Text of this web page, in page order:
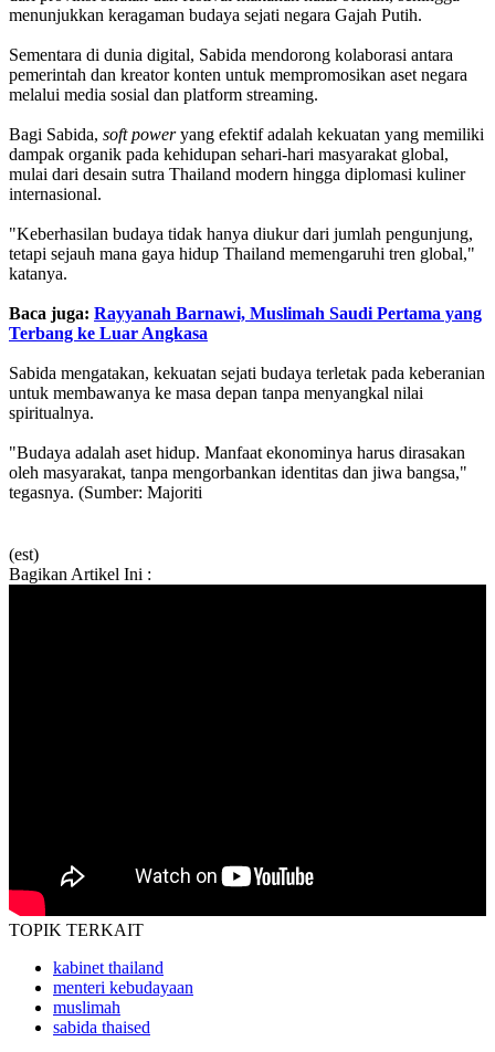
menunjukkan keragaman budaya sejati negara Gajah Putih.
Sementara di dunia digital, Sabida mendorong kolaborasi antara
pemerintah dan kreator konten untuk mempromosikan aset negara
melalui media sosial dan platform streaming.
Bagi Sabida, soft poweryang efektif adalah kekuatan yang memiliki
dampak organik pada kehidupan sehari-hari masyarakat global,
mulai dari desain sutra Thailand modern hingga diplomasi kuliner
internasional.
"Keberhasilan budaya tidak hanya diukur dari jumlah pengunjung,
tetapi sejauh mana gaya hidup Thailand memengaruhi tren global,"
katanya.
Baca juga: Rayyanah Barnawi, Muslimah Saudi Pertama yang
Terbang ke Luar Angkasa
Sabida mengatakan, kekuatan sejati budaya terletak pada keberanian
untuk membawanya ke masa depan tanpa menyangkal nilai
spiritualnya.
"Budaya adalah aset hidup. Manfaat ekonominya harus dirasakan
oleh masyarakat, tanpa mengorbankan identitas dan jiwa bangsa,"
tegasnya. (Sumber: Majoriti
(est)
Bagikan Artikel Ini :
TOPIK TERKAIT
kabinet thailand
menteri kebudayaan
muslimah
sabida thaised